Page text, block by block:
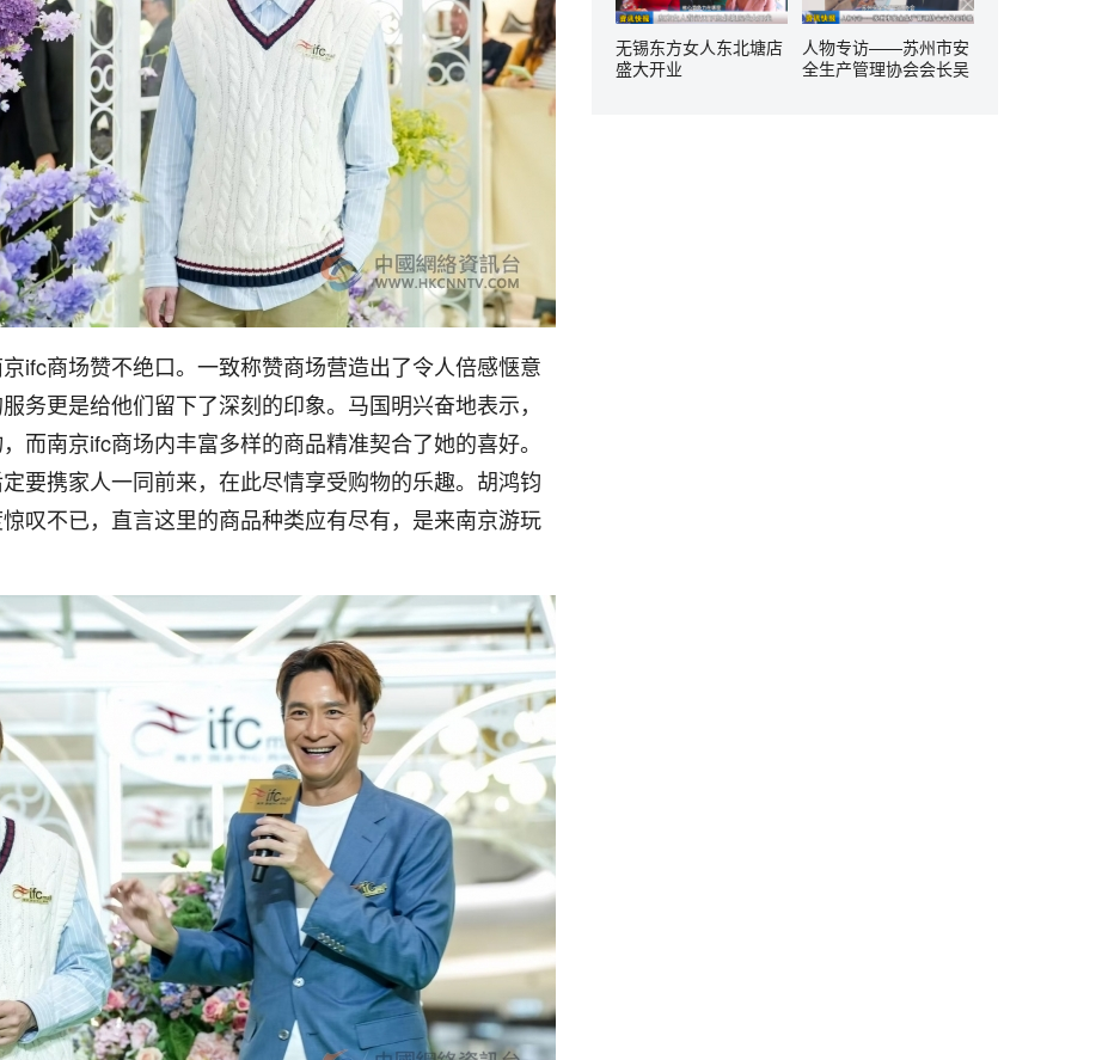
ifc商场赞不绝口。一致称赞商场营造出了令人倍感惬意
务更是给他们留下了深刻的印象。马国明兴奋地表示，
而南京ifc商场内丰富多样的商品精准契合了她的喜好。
要携家人一同前来，在此尽情享受购物的乐趣。胡鸿钧
叹不已，直言这里的商品种类应有尽有，是来南京游玩
无锡东方女人东北塘店
盛大开业
人物专访——苏州市安
全生产管理协会会长吴